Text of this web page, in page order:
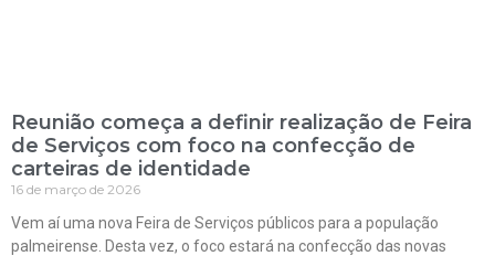
Reunião começa a definir realização de Feira
de Serviços com foco na confecção de
carteiras de identidade
16 de março de 2026
Vem aí uma nova Feira de Serviços públicos para a população
palmeirense. Desta vez, o foco estará na confecção das novas